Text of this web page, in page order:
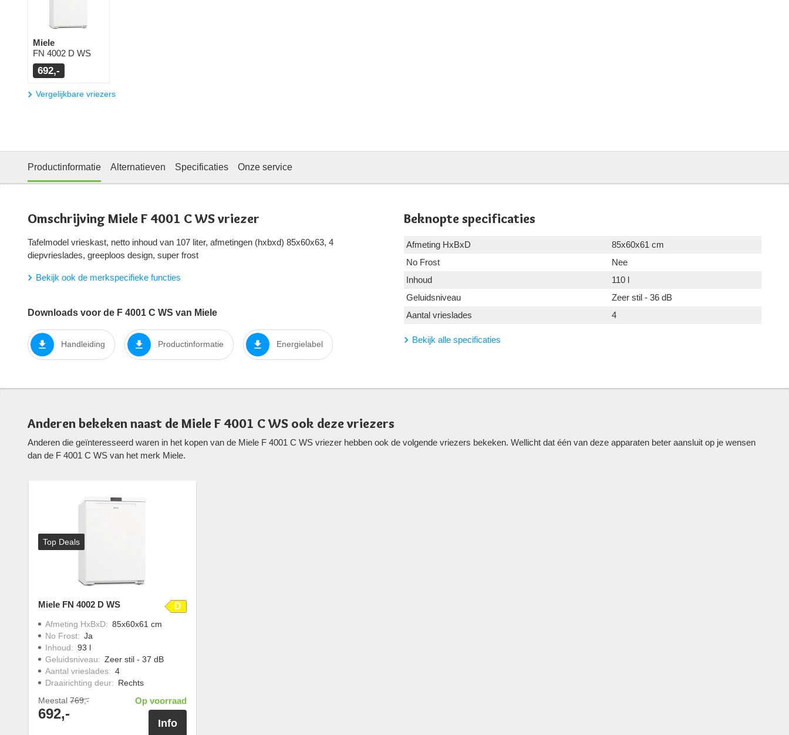
Miele
FN 4002 D WS
692,-
Vergelijkbare vriezers
Productinformatie Alternatieven Specificaties Onze service
Omschrijving Miele F 4001 C WS vriezer
Tafelmodel vrieskast, netto inhoud van 107 liter, afmetingen (hxbxd) 85x60x63, 4
diepvrieslades, greeploos design, super frost
Bekijk ook de merkspecifieke functies
Downloads voor de F 4001 C WS van Miele
Handleiding Productinformatie Energielabel
Beknopte specificaties
Afmeting HxBxD
85x60x61 cm
No Frost
Nee
Inhoud
110 l
Geluidsniveau
Zeer stil - 36 dB
Aantal vrieslades
4
Bekijk alle specificaties
Anderen bekeken naast de Miele F 4001 C WS ook deze vriezers
Anderen die geïnteresseerd waren in het kopen van de Miele F 4001 C WS vriezer hebben ook de volgende vriezers bekeken. Wellicht dat één van deze apparaten beter aansluit op je wensen
dan de F 4001 C WS van het merk Miele.
Top Deals
Miele FN 4002 D WS D
Afmeting HxBxD: 85x60x61 cm
No Frost: Ja
Inhoud: 93 l
Geluidsniveau: Zeer stil - 37 dB
Aantal vrieslades: 4
Draairichting deur: Rechts
Meestal 769,-
692,-
Op voorraad
Info